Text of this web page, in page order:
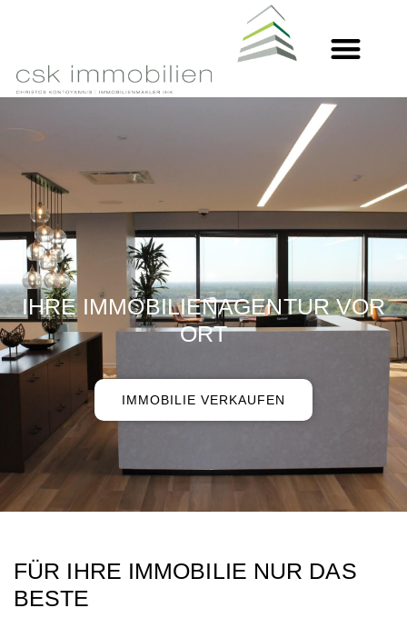
IHRE IMMOBILIENAGENTUR VOR
ORT
IMMOBILIE VERKAUFEN
FÜR IHRE IMMOBILIE NUR DAS
BESTE